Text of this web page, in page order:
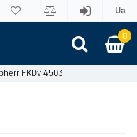
Ua
0
FKDv 4503